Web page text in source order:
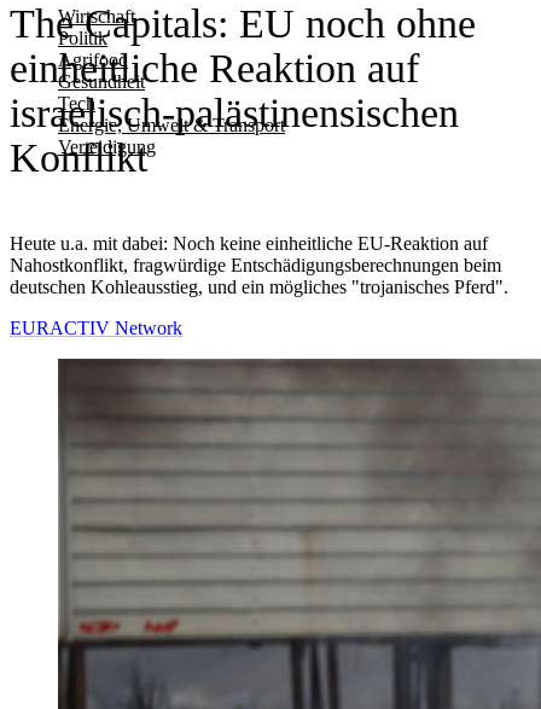
Wirtschaft
Politik
Agrifood
Gesundheit
Tech
Energie, Umwelt & Transport
Verteidigung
The Capitals: EU noch ohne
einheitliche Reaktion auf
israelisch-palästinensischen
Konflikt
Heute u.a. mit dabei: Noch keine einheitliche EU-Reaktion auf
Nahostkonflikt, fragwürdige Entschädigungsberechnungen beim
deutschen Kohleausstieg, und ein mögliches "trojanisches Pferd".
EURACTIV Network